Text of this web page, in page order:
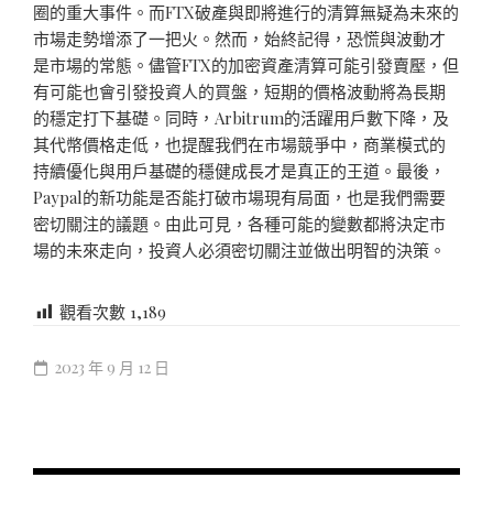
圈的重大事件。而FTX破產與即將進行的清算無疑為未來的
市場走勢增添了一把火。然而，始終記得，恐慌與波動才
是市場的常態。儘管FTX的加密資產清算可能引發賣壓，但
有可能也會引發投資人的買盤，短期的價格波動將為長期
的穩定打下基礎。同時，Arbitrum的活躍用戶數下降，及
其代幣價格走低，也提醒我們在市場競爭中，商業模式的
持續優化與用戶基礎的穩健成長才是真正的王道。最後，
Paypal的新功能是否能打破市場現有局面，也是我們需要
密切關注的議題。由此可見，各種可能的變數都將決定市
場的未來走向，投資人必須密切關注並做出明智的決策。
觀看次數 1,189
2023 年 9 月 12 日